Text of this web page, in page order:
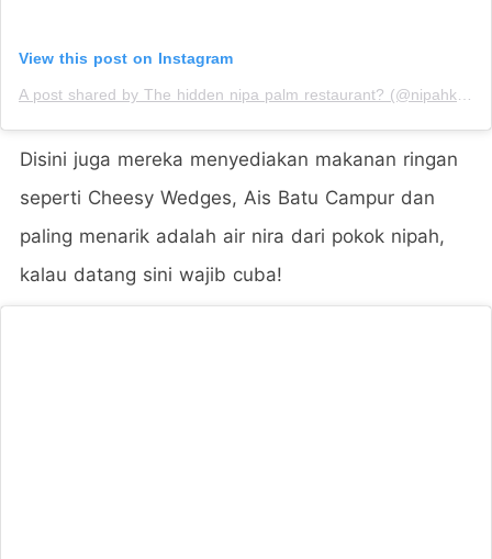
View this post on Instagram
A post shared by The hidden nipa palm restaurant? (@nipahklasik)
Disini juga mereka menyediakan makanan ringan
seperti Cheesy Wedges, Ais Batu Campur dan
paling menarik adalah air nira dari pokok nipah,
kalau datang sini wajib cuba!